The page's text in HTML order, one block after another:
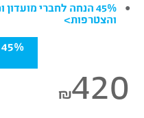
45% הנחה לחברי מועדון ומצטרפים חדשים |
והצטרפות>
420
₪